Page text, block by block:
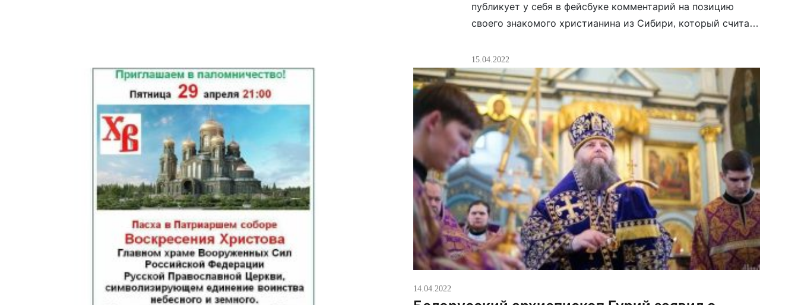
публикует у себя в фейсбуке комментарий на позицию
своего знакомого христианина из Сибири, который считает
вмешиваться. «У молчания цель проста, не впутываться в
вещи, в котором мы мало что понимаем. Война — это
всегда смерти людей, мирных, военных, аполитичных,
верующих, законников и […]
15.04.2022
14.04.2022